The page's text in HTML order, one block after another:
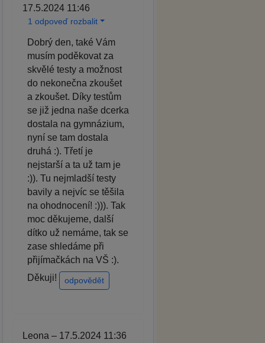
17.5.2024 11:46
1 odpoveď rozbalit
Dobrý den, také Vám
musím poděkovat za
skvělé testy a možnost
do nekonečna zkoušet
a zkoušet. Díky testům
se již jedna naše dcerka
dostala na gymnázium,
nyní se tam dostala
druhá :). Třetí je
nejstarší a ta už tam je
:)). Tu nejmladší testy
bavily a nejvíc se těšila
na ohodnocení! :))). Tak
moc děkujeme, další
dítko už nemáme, tak se
zase shledáme při
přijímačkách na VŠ :).
Děkuji!
odpovědět
Leona – 17.5.2024 11:36